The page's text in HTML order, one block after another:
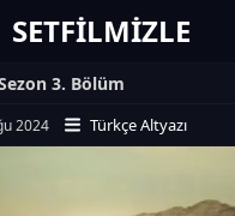
SETFILMIZLE
3. Bölüm
2024 Türkçe Altyazı